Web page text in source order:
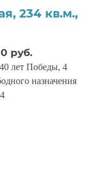
234 кв.м.,
руб.
лет Победы, 4
назначения